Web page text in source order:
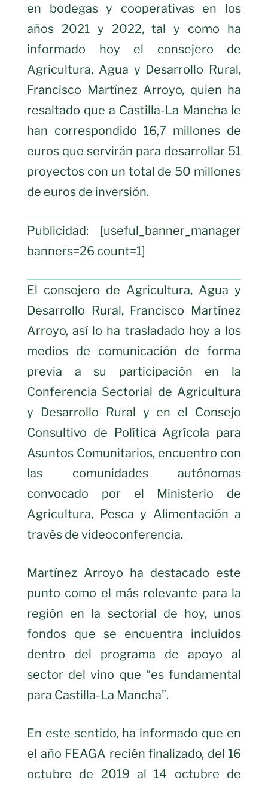
en bodegas y cooperativas en los
años 2021 y 2022, tal y como ha
informado hoy el consejero de
Agricultura, Agua y Desarrollo Rural,
Francisco Martínez Arroyo, quien ha
resaltado que a Castilla-La Mancha le
han correspondido 16,7 millones de
euros que servirán para desarrollar 51
proyectos con un total de 50 millones
de euros de inversión.
Publicidad: [useful_banner_manager
banners=26 count=1]
El consejero de Agricultura, Agua y
Desarrollo Rural, Francisco Martínez
Arroyo, así lo ha trasladado hoy a los
medios de comunicación de forma
previa a su participación en la
Conferencia Sectorial de Agricultura
y Desarrollo Rural y en el Consejo
Consultivo de Política Agrícola para
Asuntos Comunitarios, encuentro con
las comunidades autónomas
convocado por el Ministerio de
Agricultura, Pesca y Alimentación a
través de videoconferencia.
Martínez Arroyo ha destacado este
punto como el más relevante para la
región en la sectorial de hoy, unos
fondos que se encuentra incluidos
dentro del programa de apoyo al
sector del vino que “es fundamental
para Castilla-La Mancha”.
En este sentido, ha informado que en
el año FEAGA recién finalizado, del 16
octubre de 2019 al 14 octubre de